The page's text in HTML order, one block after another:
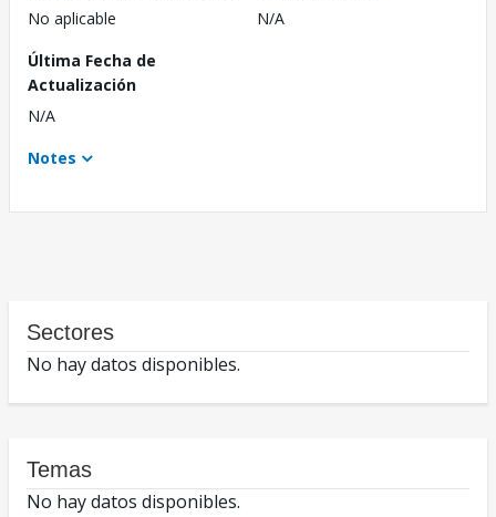
No aplicable
N/A
Última Fecha de
Actualización
N/A
Notes
Sectores
No hay datos disponibles.
Temas
No hay datos disponibles.